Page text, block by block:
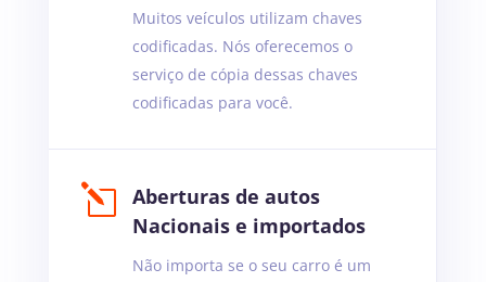
Muitos veículos utilizam chaves
codificadas. Nós oferecemos o
serviço de cópia dessas chaves
codificadas para você.
l
Aberturas de autos
Nacionais e importados
Não importa se o seu carro é um